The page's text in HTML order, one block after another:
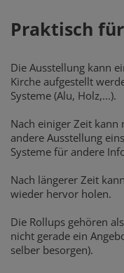
Praktisch
Die Ausstellung kann
Kirche aufgestellt
Systeme (Alu, Holz,...).
Nach einiger Zeit kann
andere Ausstellung
Systeme für andere
Nach längerer Zeit
wieder hervor holen.
Die Rollups gehören
nicht gerade ein
selber besorgen).